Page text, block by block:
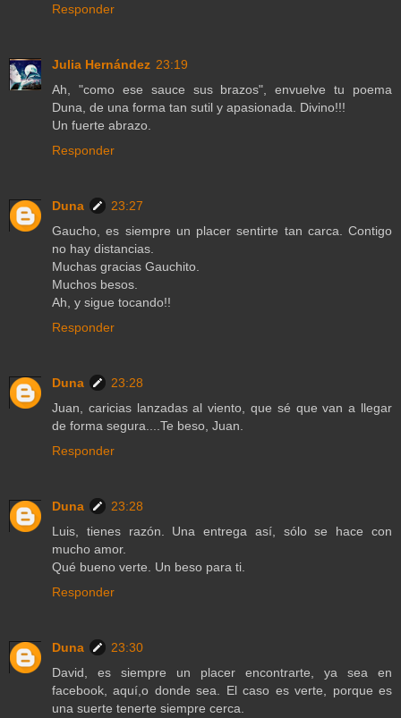
Responder
Julia Hernández 23:19
Ah, "como ese sauce sus brazos", envuelve tu poema
Duna, de una forma tan sutil y apasionada. Divino!!!
Un fuerte abrazo.
Responder
Duna
23:27
Gaucho, es siempre un placer sentirte tan carca. Contigo
no hay distancias.
Muchas gracias Gauchito.
Muchos besos.
Ah, y sigue tocando!!
Responder
Duna
23:28
Juan, caricias lanzadas al viento, que sé que van a llegar
de forma segura....Te beso, Juan.
Responder
Duna
23:28
Luis, tienes razón. Una entrega así, sólo se hace con
mucho amor.
Qué bueno verte. Un beso para ti.
Responder
Duna
23:30
David, es siempre un placer encontrarte, ya sea en
facebook, aquí,o donde sea. El caso es verte, porque es
una suerte tenerte siempre cerca.